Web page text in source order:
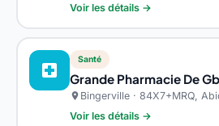
Voir les détails →
local_hospital
Santé
Grande Pharmacie De
location_on Bingerville · 84X7+MRQ,
Voir les détails →